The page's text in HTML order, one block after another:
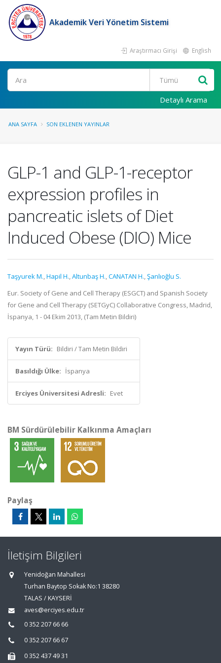
Akademik Veri Yönetim Sistemi
Araştırmacı Girişi English
Ara
Detaylı Arama
ANA SAYFA SON EKLENEN YAYINLAR
GLP-1 and GLP-1-receptor
expression profiles in
pancreatic islets of Diet
Induced Obese (DIO) Mice
Taşyurek M.,Hapil H.,Altunbaş H.,CANATAN H.,Şanlıoğlu S.
Eur. Society of Gene and Cell Therapy (ESGCT) and Spanish Society
for Gene and Cell Therapy (SETGyC) Collaborative Congress, Madrid,
İspanya, 1 - 04 Ekim 2013, (Tam Metin Bildiri)
Yayın Türü: Bildiri / Tam Metin Bildiri
Basıldığı Ülke: İspanya
Erciyes Üniversitesi Adresli: Evet
BM Sürdürülebilir Kalkınma Amaçları
Paylaş
İletişim Bilgileri
Yenidoğan Mahallesi
Turhan Baytop Sokak No:1 38280
TALAS / KAYSERİ
aves@erciyes.edu.tr
0 352 207 66 66
0 352 207 66 67
0 352 437 49 31